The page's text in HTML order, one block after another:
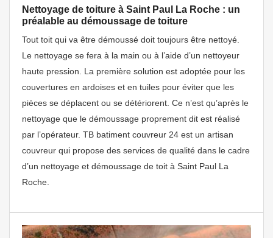
Nettoyage de toiture à Saint Paul La Roche : un
préalable au démoussage de toiture
Tout toit qui va être démoussé doit toujours être nettoyé.
Le nettoyage se fera à la main ou à l’aide d’un nettoyeur
haute pression. La première solution est adoptée pour les
couvertures en ardoises et en tuiles pour éviter que les
pièces se déplacent ou se détériorent. Ce n’est qu’après le
nettoyage que le démoussage proprement dit est réalisé
par l’opérateur. TB batiment couvreur 24 est un artisan
couvreur qui propose des services de qualité dans le cadre
d’un nettoyage et démoussage de toit à Saint Paul La
Roche.